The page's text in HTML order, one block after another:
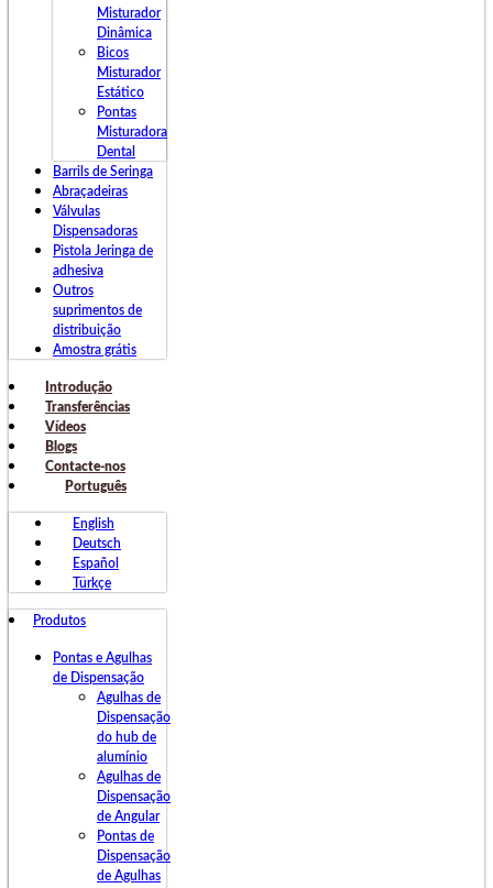
Misturador
Dinâmica
Bicos
Misturador
Estático
Pontas
Misturadora
Dental
Barrils de Seringa
Abraçadeiras
Válvulas
Dispensadoras
Pistola Jeringa de
adhesiva
Outros
suprimentos de
distribuição
Amostra grátis
Introdução
Transferências
Vídeos
Blogs
Contacte-nos
Português
English
Deutsch
Español
Türkçe
Produtos
Pontas e Agulhas
de Dispensação
Agulhas de
Dispensação
do hub de
alumínio
Agulhas de
Dispensação
de Angular
Pontas de
Dispensação
de Agulhas